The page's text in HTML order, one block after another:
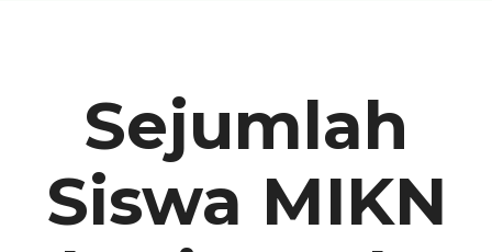
Sejumlah
Siswa MIKN